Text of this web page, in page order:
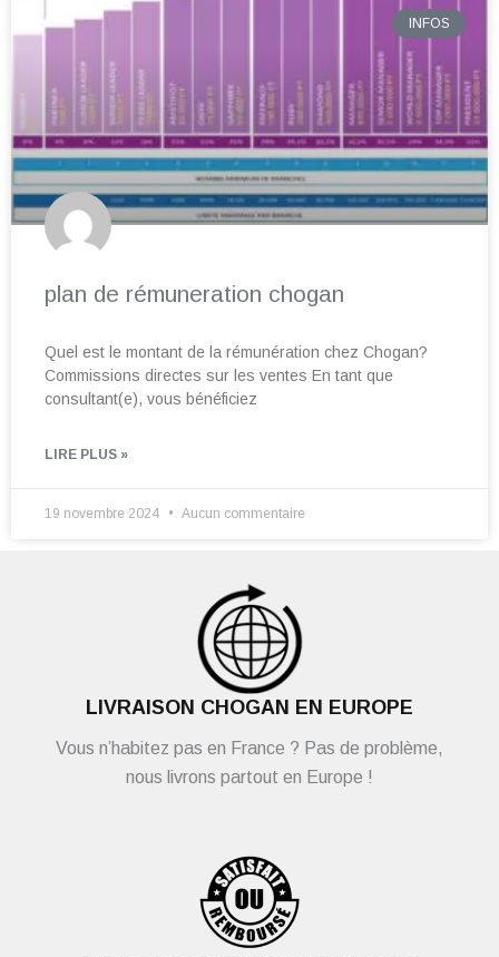
INFOS
plan de rémuneration chogan
Quel est le montant de la rémunération chez Chogan?
Commissions directes sur les ventes En tant que
consultant(e), vous bénéficiez
LIRE PLUS »
19 novembre 2024 Aucun commentaire
LIVRAISON CHOGAN EN EUROPE
Vous n’habitez pas en France ? Pas de problème,
nous livrons partout en Europe !